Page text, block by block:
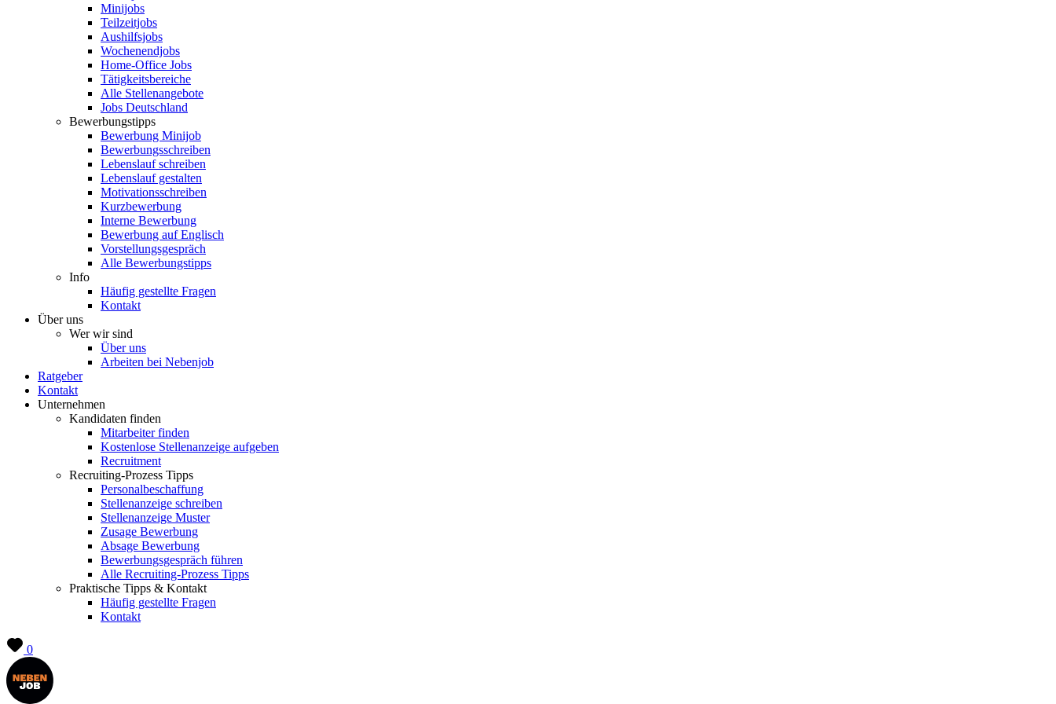
Minijobs
Teilzeitjobs
Aushilfsjobs
Wochenendjobs
Home-Office Jobs
Tätigkeitsbereiche
Alle Stellenangebote
Jobs Deutschland
Bewerbungstipps
Bewerbung Minijob
Bewerbungsschreiben
Lebenslauf schreiben
Lebenslauf gestalten
Motivationsschreiben
Kurzbewerbung
Interne Bewerbung
Bewerbung auf Englisch
Vorstellungsgespräch
Alle Bewerbungstipps
Info
Häufig gestellte Fragen
Kontakt
Über uns
Wer wir sind
Über uns
Arbeiten bei Nebenjob
Ratgeber
Kontakt
Unternehmen
Kandidaten finden
Mitarbeiter finden
Kostenlose Stellenanzeige aufgeben
Recruitment
Recruiting-Prozess Tipps
Personalbeschaffung
Stellenanzeige schreiben
Stellenanzeige Muster
Zusage Bewerbung
Absage Bewerbung
Bewerbungsgespräch führen
Alle Recruiting-Prozess Tipps
Praktische Tipps & Kontakt
Häufig gestellte Fragen
Kontakt
0